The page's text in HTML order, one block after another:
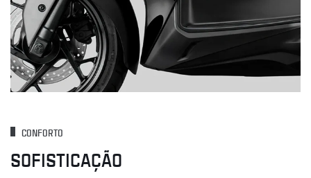
CONFORTO
SOFISTICAÇÃO